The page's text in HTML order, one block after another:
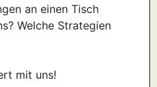
an einen Tisch
Welche Strategien
mit uns!